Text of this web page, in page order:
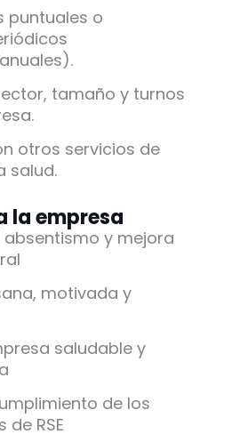
puntuales o
tamaño y turnos
otros servicios de
salud.
la empresa
absentismo y mejora
motivada y
saludable y
de los
de RSE